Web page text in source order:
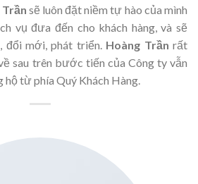
sẽ luôn đặt niềm tự hào của mình
vụ đưa đến cho khách hàng, và sẽ
đổi mới, phát triển. Hoàng Trần rất
sau trên bước tiến của Công ty vẫn
từ phía Quý Khách Hàng.